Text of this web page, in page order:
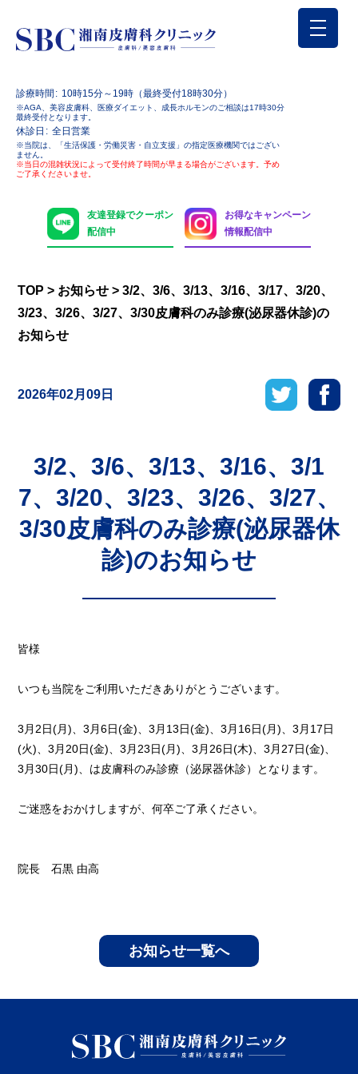
診療時間 10時15分～19時（最終受付18時30分）
※AGA、美容皮膚科、医療ダイエット、成長ホルモンのご相談は17時30分
最終受付となります。
休診日 全日営業
※当院は、「生活保護・労働災害・自立支援」の指定医療機関ではござい
ません。
※当日の混雑状況によって受付終了時間が早まる場合がございます。予め
ご了承くださいませ。
友達登録でクーポン
配信中
お得なキャンペーン
情報配信中
TOP > お知らせ >3/2、3/6、3/13、3/16、3/17、3/20、
3/23、3/26、3/27、3/30皮膚科のみ診療(泌尿器休診)の
お知らせ
2026年02月09日
3/2、3/6、3/13、3/16、3/1
7、3/20、3/23、3/26、3/27、
3/30皮膚科のみ診療(泌尿器休
診)のお知らせ
皆様
いつも当院をご利用いただきありがとうございます。
3月2日(月)、3月6日(金)、3月13日(金)、3月16日(月)、3月17日
(火)、3月20日(金)、3月23日(月)、3月26日(木)、3月27日(金)、
3月30日(月)、は皮膚科のみ診療（泌尿器休診）となります。
ご迷惑をおかけしますが、何卒ご了承ください。
院長 石黒 由高
お知らせ一覧へ